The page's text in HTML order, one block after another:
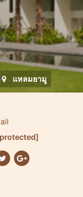
แหลมยามู